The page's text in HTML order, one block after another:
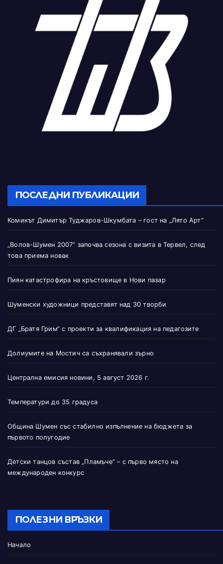
ПОСЛЕДНИ ПУБЛИКАЦИИ
Комикът Димитър Туджаров-Шкумбата – гост на „Лято Арт“
„Волов-Шумен 2007“ започва сезона с визита в Тервел, след
това приема новак
Пиян катастрофира на кръстовище в Нови пазар
Шуменски художници представят над 30 творби
ДГ „Братя Грим“ с проекти за квалификация на педагозите
Долиумите на Мостич са съхранявали зърно
Централна емисия новини, 5 август 2026 г.
Температури до 35 градуса
Община Шумен със стабилно изпълнение на бюджета за
първото полугодие
Детски танцов състав „Пламъче“ – с първо място на
международен конкурс
ПОЛЕЗНИ ВРЪЗКИ
Начало